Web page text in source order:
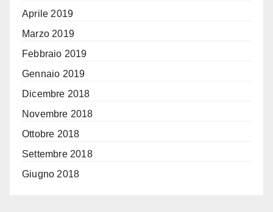
Aprile 2019
Marzo 2019
Febbraio 2019
Gennaio 2019
Dicembre 2018
Novembre 2018
Ottobre 2018
Settembre 2018
Giugno 2018